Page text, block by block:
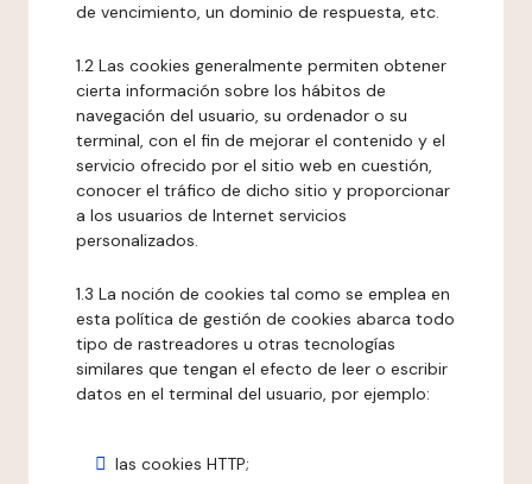
de vencimiento, un dominio de respuesta, etc.
1.2 Las cookies generalmente permiten obtener
cierta información sobre los hábitos de
navegación del usuario, su ordenador o su
terminal, con el fin de mejorar el contenido y el
servicio ofrecido por el sitio web en cuestión,
conocer el tráfico de dicho sitio y proporcionar
a los usuarios de Internet servicios
personalizados.
1.3 La noción de cookies tal como se emplea en
esta política de gestión de cookies abarca todo
tipo de rastreadores u otras tecnologías
similares que tengan el efecto de leer o escribir
datos en el terminal del usuario, por ejemplo:
las cookies HTTP;